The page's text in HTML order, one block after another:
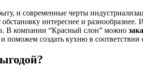
и современные черты
интереснее и
В компании “Красный слон” можно
создать кухню в соответствии